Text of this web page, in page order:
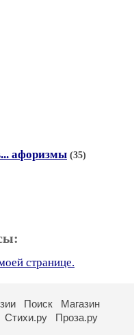
афоризмы (35)
странице.
Поиск
Магазин
Стихи.ру Проза.ру